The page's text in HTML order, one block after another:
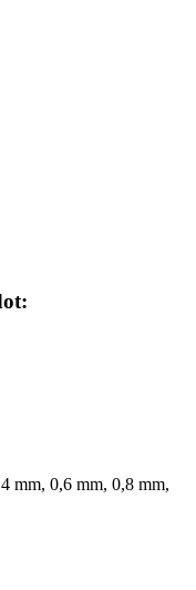
mm, 0,6 mm, 0,8 mm,